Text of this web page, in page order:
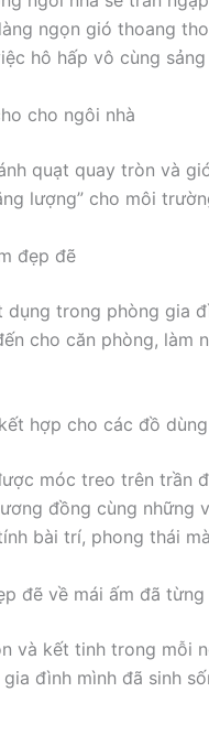
ngọn gió thoang
hô hấp vô cùng
cho ngôi nhà
quạt quay tròn và
lượng” cho môi
đẹp đẽ
trong phòng gia
cho căn phòng,
hợp cho các đồ
móc treo trên trần
đồng cùng những
bài trí, phong thái
đẽ về mái ấm đã từng
và kết tinh trong mỗi
đình mình đã sinh